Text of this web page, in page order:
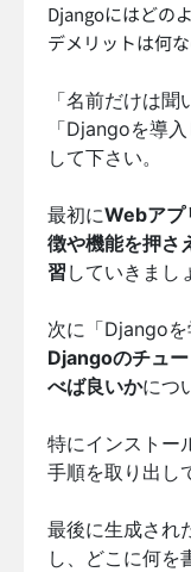
Djangoにはどの
デメリットは何
「名前だけは
「Djangoを導
して下さい。
最初にWebアプ
徴や機能を押さ
習 していきまし
次に「Djangoを
Djangoのチュ
べば良いかにつ
特にインストー
手順を取り出し
最後に生成され
し、どこに何を